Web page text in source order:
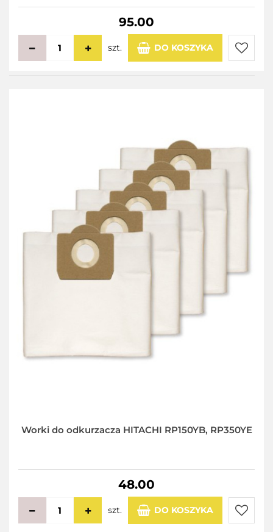
95.00
szt. DO KOSZYKA
Worki do odkurzacza HITACHI RP150YB, RP350YE
48.00
szt. DO KOSZYKA